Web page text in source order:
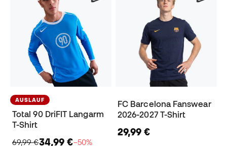
AUSLAUF
Total 90 DriFIT Langarm
T-Shirt
69,99 €34,99 €−50%
FC Barcelona Fanswear
2026-2027 T-Shirt
29,99 €